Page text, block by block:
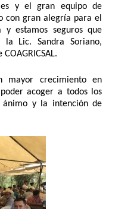
y el gran equipo de
con gran alegría para el
y estamos seguros que
la Lic. Sandra Soriano,
mayor crecimiento en
acoger a todos los
ánimo y la intención de